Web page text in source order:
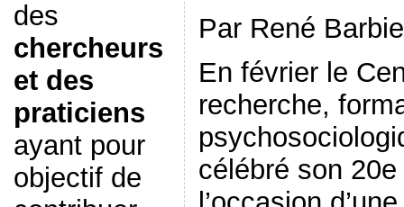
des
chercheurs
et des
praticiens
ayant pour
objectif de
Par René
En février le
recherche,
célébré son